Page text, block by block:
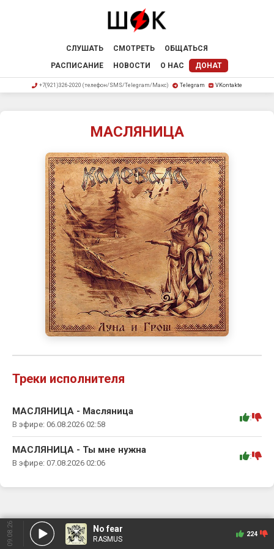
СЛУШАТЬ СМОТРЕТЬ
ОБЩАТЬСЯ
РАСПИСАНИЕ
НОВОСТИ О НАС ДОНАТ
+7(921)326-2020 (телефон/SMS/Telegram/Макс) Telegram VKontakte
МАСЛЯНИЦА
Треки исполнителя
МАСЛЯНИЦА - Масляница
В эфире: 06.08.2026 02:58
:
МАСЛЯНИЦА - Ты мне нужна
В эфире: 07.08.2026 02:06
:
09.08.26 No fear
RASMUS
224